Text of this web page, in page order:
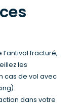
fracturé,
les
cas de vol avec
dans votre